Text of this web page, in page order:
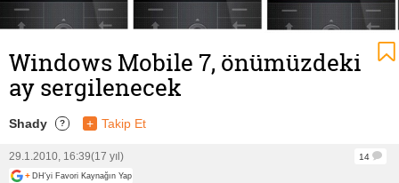
Windows Mobile 7, önümüzdeki
ay sergilenecek
Shady ? + Takip Et
29.1.2010, 16:39(17 yıl)
14
+ DH'yi Favori Kaynağın Yap